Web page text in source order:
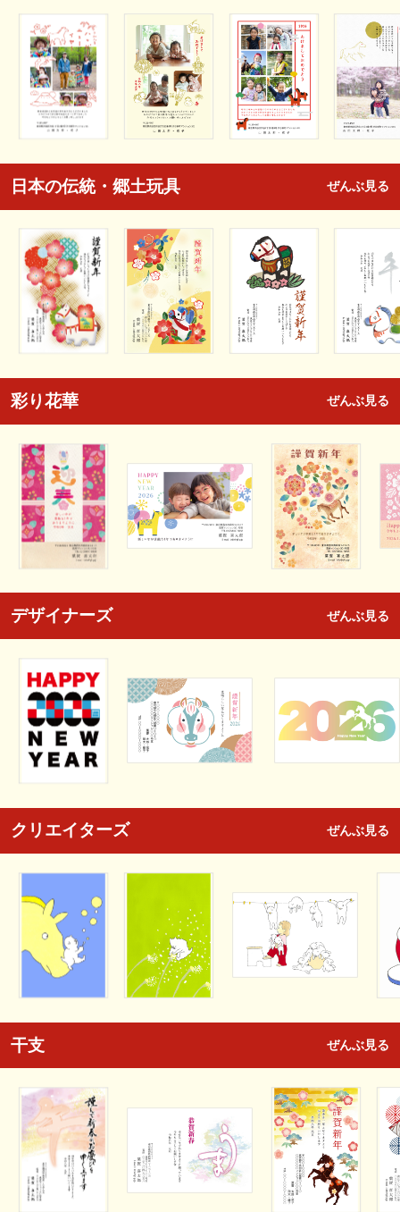
日本の伝統・郷土玩具 ぜんぶ見る
彩り花華 ぜんぶ見る
デザイナーズ ぜんぶ見る
クリエイターズ ぜんぶ見る
干支 ぜんぶ見る